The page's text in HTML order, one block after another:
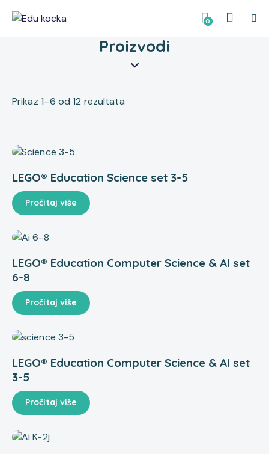
0
Proizvodi
Prikaz 1–6 od 12 rezultata
LEGO® Education Science set 3-5
Pročitaj više
LEGO® Education Computer Science & AI set
6-8
Pročitaj više
LEGO® Education Computer Science & AI set
3-5
Pročitaj više